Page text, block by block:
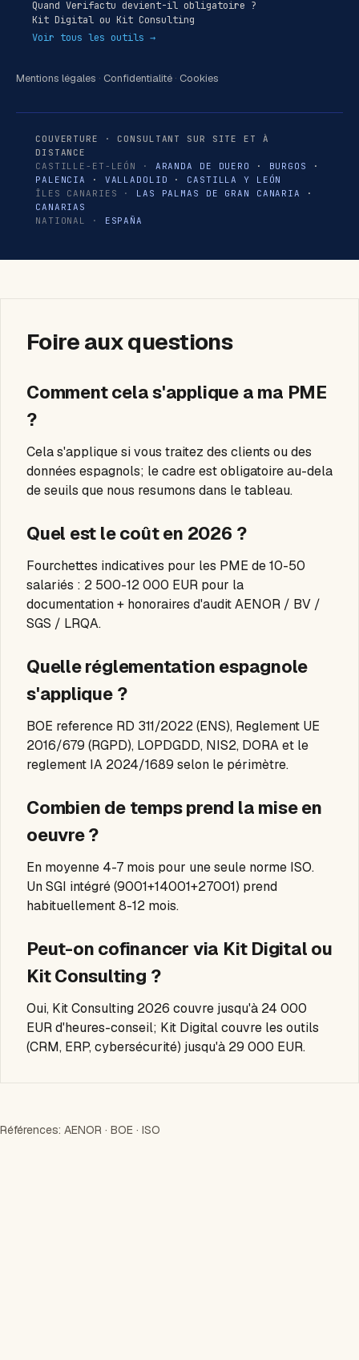
Quand Verifactu devient-il obligatoire ?
Kit Digital ou Kit Consulting
Voir tous les outils →
Mentions légales · Confidentialité · Cookies
COUVERTURE · CONSULTANT SUR SITE ET À
DISTANCE
CASTILLE-ET-LEÓN · ARANDA DE DUERO · BURGOS
·
PALENCIA
· VALLADOLID · CASTILLA Y LEÓN
ÎLES CANARIES · LAS PALMAS DE GRAN CANARIA
·
CANARIAS
NATIONAL · ESPAÑA
Foire aux questions
Comment cela s'applique a ma PME
?
Cela s'applique si vous traitez des clients ou des
données espagnols; le cadre est obligatoire au-dela
de seuils que nous resumons dans le tableau.
Quel est le coût en 2026 ?
Fourchettes indicatives pour les PME de 10-50
salariés : 2 500-12 000 EUR pour la
documentation + honoraires d'audit AENOR / BV /
SGS / LRQA.
Quelle réglementation espagnole
s'applique ?
BOE reference RD 311/2022 (ENS), Reglement UE
2016/679 (RGPD), LOPDGDD, NIS2, DORA et le
reglement IA 2024/1689 selon le périmètre.
Combien de temps prend la mise en
oeuvre ?
En moyenne 4-7 mois pour une seule norme ISO.
Un SGI intégré (9001+14001+27001) prend
habituellement 8-12 mois.
Peut-on cofinancer via Kit Digital ou
Kit Consulting ?
Oui, Kit Consulting 2026 couvre jusqu'à 24 000
EUR d'heures-conseil; Kit Digital couvre les outils
(CRM, ERP, cybersécurité) jusqu'à 29 000 EUR.
Références: AENOR · BOE · ISO